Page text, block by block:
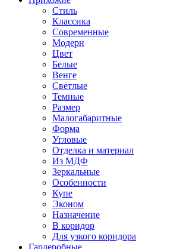
Стиль
Классика
Современные
Модерн
Цвет
Белые
Венге
Светлые
Темные
Размер
Малогабаритные
Форма
Угловые
Отделка и материал
Из МДФ
Зеркальные
Особенности
Купе
Эконом
Назначение
В коридор
Для узкого коридора
Гардеробные